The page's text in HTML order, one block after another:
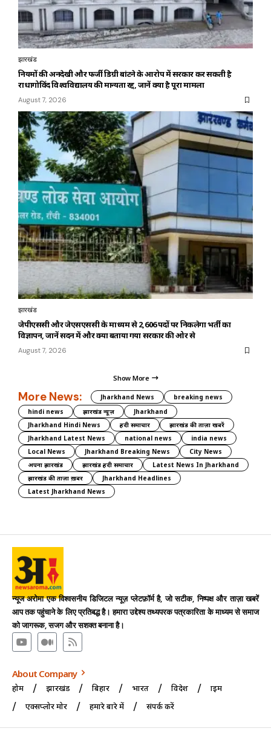
झारखंड
नियमों की अनदेखी और फर्जी डिग्री बांटने के आरोप में सरकार कर सकती है
राधागोविंद विश्वविद्यालय की मान्यता रद्द, जानें क्या है पूरा मामला
August 7, 2026
झारखंड
जेपीएससी और जेएसएससी के माध्यम से 2,606 पदों पर निकलेगा भर्ती का
विज्ञापन, जानें सदन में और क्या बताया गया सरकार की ओर से
August 7, 2026
Show More
More News: Jharkhand News
breaking news
hindi news
झारखंड न्यूज़
Jharkhand
Jharkhand Hindi News
हिंदी समाचार
झारखंड की ताज़ा खबरें
Jharkhand Latest News
national news
india news
Local News
Jharkhand Breaking News
City News
अपना झारखंड
झारखंड हिंदी समाचार
Latest News In Jharkhand
झारखंड की ताज़ा ख़बर
Jharkhand Headlines
Latest Jharkhand News
न्यूज अरोमा एक विश्वसनीय डिजिटल न्यूज़ प्लेटफ़ॉर्म है, जो सटीक, निष्पक्ष और ताज़ा खबरें
आप तक पहुंचाने के लिए प्रतिबद्ध है। हमारा उद्देश्य तथ्यपरक पत्रकारिता के माध्यम से समाज
को जागरूक, सजग और सशक्त बनाना है।
About Company
होम झारखंड बिहार भारत विदेश
क्राइम
एक्सप्लोर मोर
हमारे बारे में संपर्क करें